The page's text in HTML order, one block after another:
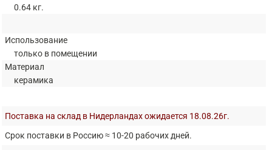
0.64 кг.
Использование
только в помещении
Материал
керамика
Поставка на склад в Нидерландах ожидается 18.08.26г.
Срок поставки в Россию ≈ 10-20 рабочих дней.